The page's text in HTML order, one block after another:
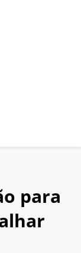
para